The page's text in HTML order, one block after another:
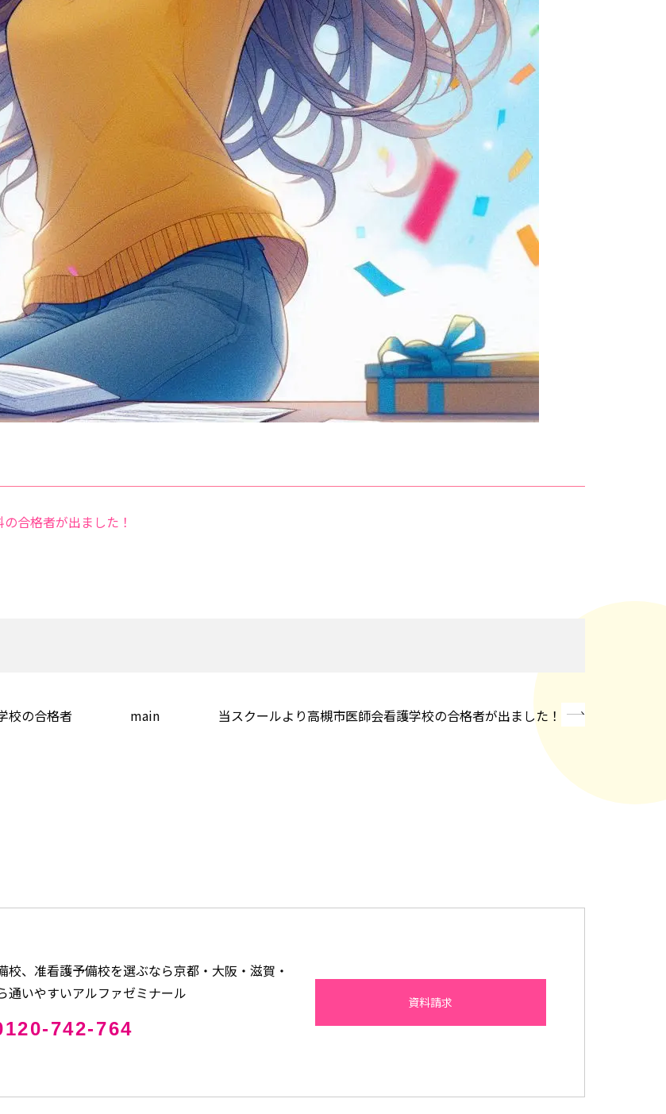
合格者が出ました！
校の合格者
main 当スクールより高槻市医師会看護学校の合格者が出ました！ »
校、准看護予備校を選ぶなら京都・大阪・滋賀・
通いやすいアルファゼミナール
742-764
資料請求